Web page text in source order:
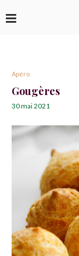
Apéro
Gougères
30 mai 2021